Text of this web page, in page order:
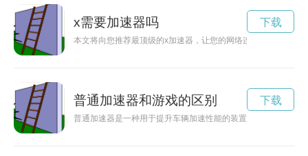
x需要加速器吗
本文将向您推荐最顶级的x加速器，让您的网络连接更加稳定快
下载
普通加速器和游戏的区别
普通加速器是一种用于提升车辆加速性能的装置，可以有效改
下载